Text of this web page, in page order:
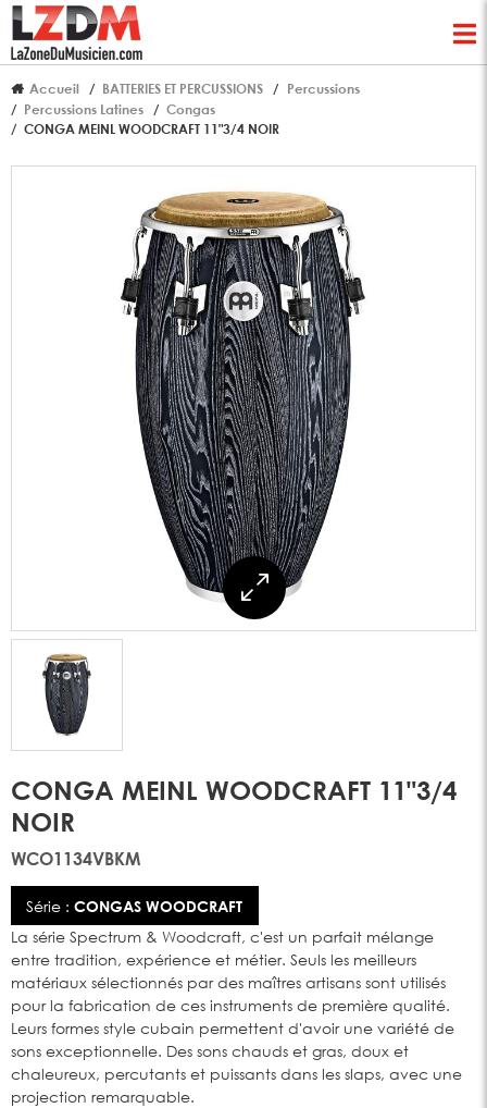
Accueil BATTERIES ET PERCUSSIONS
Percussions
Percussions Latines
Congas
CONGA MEINL WOODCRAFT 11"3/4 NOIR
CONGA MEINL WOODCRAFT 11"3/4
NOIR
WCO1134VBKM
Série :CONGAS WOODCRAFT
La série Spectrum & Woodcraft, c'est un parfait mélange
entre tradition, expérience et métier. Seuls les meilleurs
matériaux sélectionnés par des maîtres artisans sont utilisés
pour la fabrication de ces instruments de première qualité.
Leurs formes style cubain permettent d'avoir une variété de
sons exceptionnelle. Des sons chauds et gras, doux et
chaleureux, percutants et puissants dans les slaps, avec une
projection remarquable.